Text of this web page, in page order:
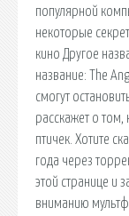
популярной
некоторые
кино Другое
название: The
смогут
расскажет о том,
птичек. Хотите
года через
этой странице и
вниманию